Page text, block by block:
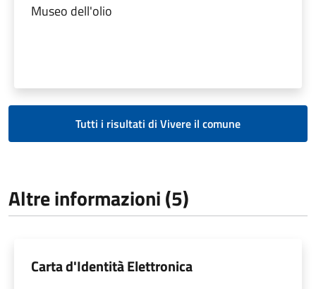
Museo dell'olio
Tutti i risultati di Vivere il comune
Altre informazioni (5)
Carta d'Identità Elettronica